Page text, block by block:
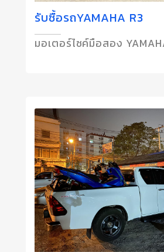
รับซื้อรถYAMAHA R3
มอเตอร์ไซค์มือสอง